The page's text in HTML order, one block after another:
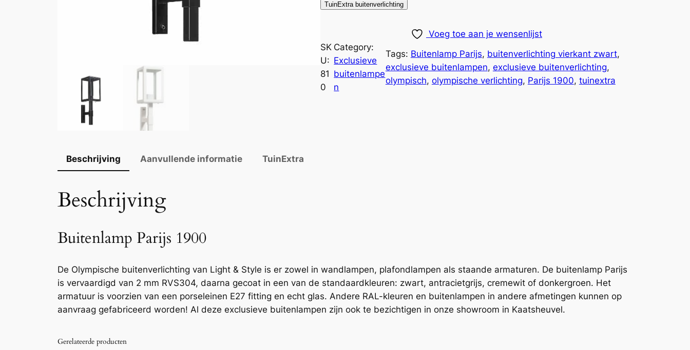
TuinExtra buitenverlichting
Voeg toe aan je wensenlijst
SK
U:
81
0
Category:
Exclusieve
buitenlampe
n
Tags: Buitenlamp Parijs, buitenverlichting vierkant zwart
exclusieve buitenlampen, exclusieve buitenverlichting
olympisch, olympische verlichting, Parijs 1900, tuinextra
Beschrijving Aanvullende informatie TuinExtra
Beschrijving
Buitenlamp Parijs 1900
De Olympische buitenverlichting van Light & Style is er zowel in wandlampen, plafondlampen als staande armaturen. De buitenlamp Parijs
is vervaardigd van 2 mm RVS304, daarna gecoat in een van de standaardkleuren: zwart, antracietgrijs, cremewit of donkergroen. Het
armatuur is voorzien van een porseleinen E27 fitting en echt glas. Andere RAL-kleuren en buitenlampen in andere afmetingen kunnen op
aanvraag gefabriceerd worden! Al deze exclusieve buitenlampen zijn ook te bezichtigen in onze showroom in Kaatsheuvel.
Gerelateerde producten